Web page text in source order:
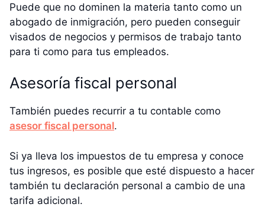
Puede que no dominen la materia tanto como un
abogado de inmigración, pero pueden conseguir
visados de negocios y permisos de trabajo tanto
para ti como para tus empleados.
Asesoría fiscal personal
También puedes recurrir a tu contable como
asesor fiscal personal.
Si ya lleva los impuestos de tu empresa y conoce
tus ingresos, es posible que esté dispuesto a hacer
también tu declaración personal a cambio de una
tarifa adicional.